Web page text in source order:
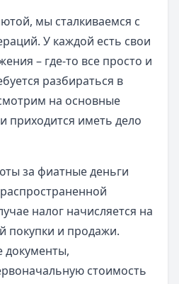
мы сталкиваемся с
У каждой есть свои
– где-то все просто и
разбираться в
на основные
приходится иметь дело
за фиатные деньги
налог начисляется на
покупки и продажи.
документы,
стоимость